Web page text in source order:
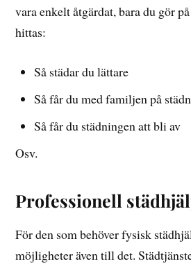
vara enkelt åtgärdat, bara du gör
hittas:
Så städar du lättare
Så får du med familjen på
Så får du städningen att bli av
Osv.
Professionell
För den som behöver fysisk
möjligheter även till det.